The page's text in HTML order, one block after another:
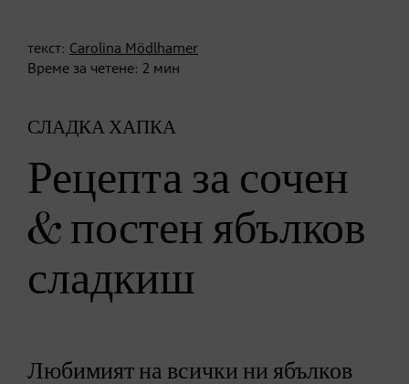
текст: Carolina Mödlhamer
Време за четене: 2 мин
СЛАДКА ХАПКА
Рецепта за сочен
& постен ябълков
сладкиш
Любимият на всички ни ябълков